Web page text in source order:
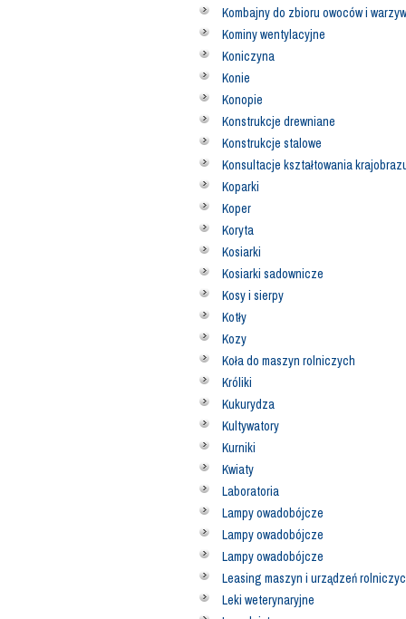
Kombajny do zbioru owoców i warzyw
Kominy wentylacyjne
Koniczyna
Konie
Konopie
Konstrukcje drewniane
Konstrukcje stalowe
Konsultacje kształtowania
Koparki
Koper
Koryta
Kosiarki
Kosiarki sadownicze
Kosy i sierpy
Kotły
Kozy
Koła do maszyn rolniczych
Króliki
Kukurydza
Kultywatory
Kurniki
Kwiaty
Laboratoria
Lampy owadobójcze
Lampy owadobójcze
Lampy owadobójcze
Leasing maszyn i urządzeń
Leki weterynaryjne